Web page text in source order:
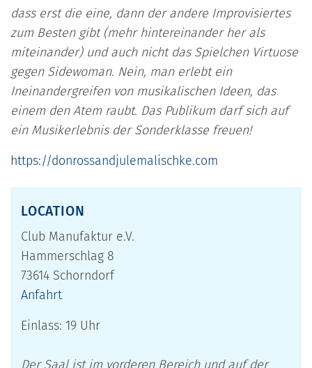
dass erst die eine, dann der andere Improvisiertes
zum Besten gibt (mehr hintereinander her als
miteinander) und auch nicht das Spielchen Virtuose
gegen Sidewoman. Nein, man erlebt ein
Ineinandergreifen von musikalischen Ideen, das
einem den Atem raubt. Das Publikum darf sich auf
ein Musikerlebnis der Sonderklasse freuen!
https://donrossandjulemalischke.com
LOCATION
Club Manufaktur e.V.
Hammerschlag 8
73614 Schorndorf
Anfahrt
Einlass: 19 Uhr
Der Saal ist im vorderen Bereich und auf der